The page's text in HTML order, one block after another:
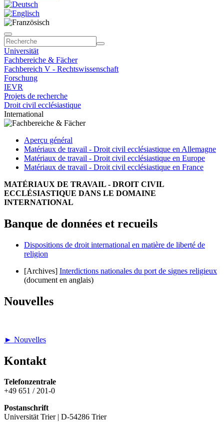
Universität
Fachbereiche & Fächer
Fachbereich V - Rechtswissenschaft
Forschung
IEVR
Projets de recherche
Droit civil ecclésiastique
International
Aperçu général
Matériaux de travail - Droit civil ecclésiastique en Allemagne
Matériaux de travail - Droit civil ecclésiastique en Europe
Matériaux de travail - Droit civil ecclésiastique en France
MATÉRIAUX DE TRAVAIL - DROIT CIVIL
ECCLÉSIASTIQUE DANS LE DOMAINE
INTERNATIONAL
Banque de données et recueils
Dispositions de droit international en matière de liberté de
religion
[Archives] Interdictions nationales du port de signes religieux
(document en anglais)
Nouvelles
► Nouvelles
Kontakt
Telefonzentrale
+49 651 / 201-0
Postanschrift
Universität Trier | D-54286 Trier